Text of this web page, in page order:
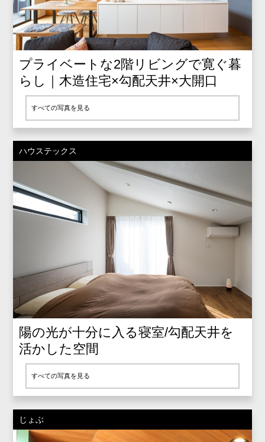
プライベートな2階リビングで寛ぐ暮
らし｜木造住宅×勾配天井×大開口
すべての写真を見る
ハウステックス
陽の光が十分に入る寝室/勾配天井を
活かした空間
すべての写真を見る
じょぶ